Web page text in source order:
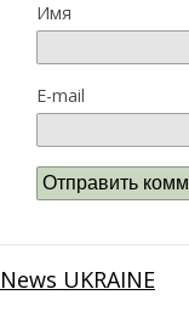
Имя
E-mail
News UKRAINE